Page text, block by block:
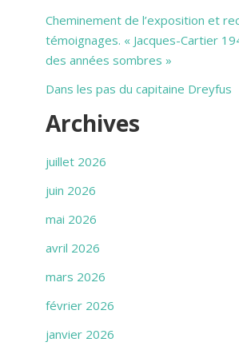
Cheminement de l’exposition et
témoignages. « Jacques-Cartier
des années sombres »
Dans les pas du capitaine Dreyfus
Archives
juillet 2026
juin 2026
mai 2026
avril 2026
mars 2026
février 2026
janvier 2026